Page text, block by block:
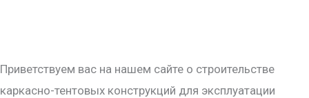
Приветствуем вас на нашем сайте о строительстве
каркасно-тентовых конструкций для эксплуатации